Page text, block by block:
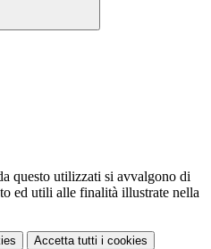
questo utilizzati si avvalgono di
ed utili alle finalità illustrate nella
Accetta tutti i cookies